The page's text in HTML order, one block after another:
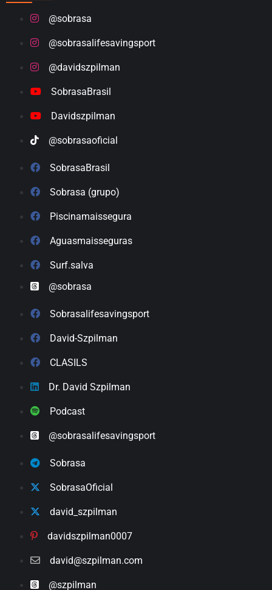
@sobrasa
@sobrasalifesavingsport
@davidszpilman
SobrasaBrasil
Davidszpilman
@sobrasaoficial
SobrasaBrasil
Sobrasa (grupo)
Piscinamaissegura
Aguasmaisseguras
Surf.salva
@sobrasa
Sobrasalifesavingsport
David-Szpilman
CLASILS
Dr. David Szpilman
Podcast
@sobrasalifesavingsport
Sobrasa
SobrasaOficial
david_szpilman
davidszpilman0007
david@szpilman.com
@szpilman